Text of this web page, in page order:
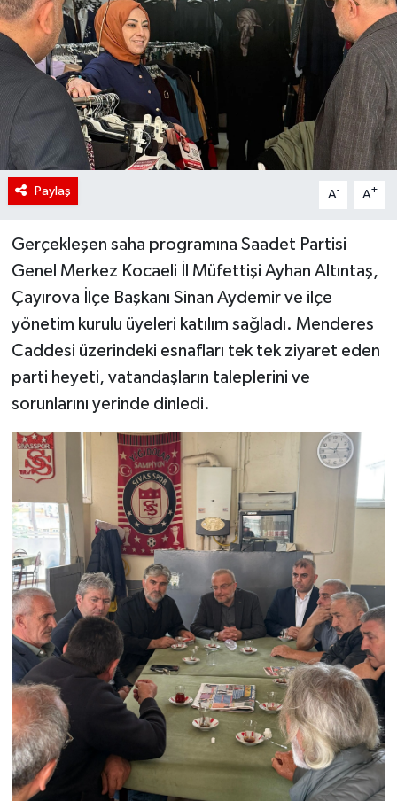
Paylaş A- A+
Gerçekleşen saha programına Saadet Partisi
Genel Merkez Kocaeli İl Müfettişi Ayhan Altıntaş,
Çayırova İlçe Başkanı Sinan Aydemir ve ilçe
yönetim kurulu üyeleri katılım sağladı. Menderes
Caddesi üzerindeki esnafları tek tek ziyaret eden
parti heyeti, vatandaşların taleplerini ve
sorunlarını yerinde dinledi.